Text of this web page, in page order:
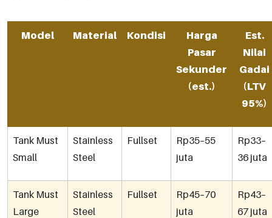
Model Material Kondisi
Harga
Pasar
Sekunder
(est.)
Est.
Nilai
Gadai
(LTV
95%)
Tank Must
Small
Stainless
Steel
Fullset
Rp35–55
juta
Rp33–
36 juta
Tank Must
Large
Stainless
Steel
Fullset
Rp45–70
juta
Rp43–
67 juta